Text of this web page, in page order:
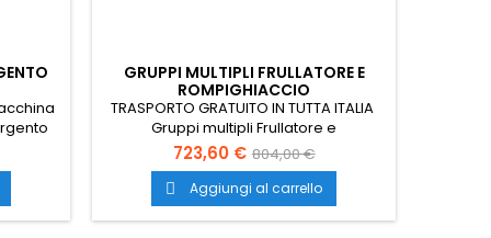
è
GRUPPI MULTIPLI FRULLATORE E
ROMPIGHIACCIO
TRASPORTO GRATUITO IN TUTTA ITALIA
Gruppi multipli Frullatore e
rompighiaccio gruppo multiplo
frullatore e rompighiaccio
rompighiaccio frullatore gruppo
multiplo nuovo gruppo multiplo con
frullatore e rompighiaccio
723,60 € 804,00 €
 Aggiungi al carrello